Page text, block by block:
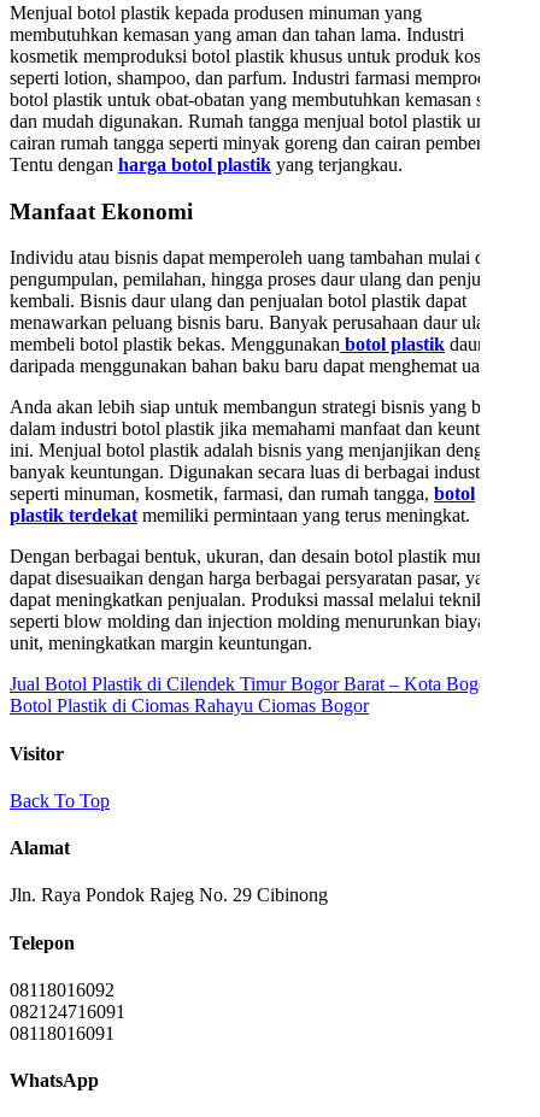
Menjual botol plastik kepada produsen minuman yang
membutuhkan kemasan yang aman dan tahan lama. Industri
kosmetik memproduksi botol plastik khusus untuk produk kosmetik
seperti lotion, shampoo, dan parfum. Industri farmasi memproduksi
botol plastik untuk obat-obatan yang membutuhkan kemasan steril
dan mudah digunakan. Rumah tangga menjual botol plastik untuk
cairan rumah tangga seperti minyak goreng dan cairan pembersih.
Tentu dengan harga botol plastik yang terjangkau.
Manfaat Ekonomi
Individu atau bisnis dapat memperoleh uang tambahan mulai dari
pengumpulan, pemilahan, hingga proses daur ulang dan penjualan
kembali. Bisnis daur ulang dan penjualan botol plastik dapat
menawarkan peluang bisnis baru. Banyak perusahaan daur ulang
membeli botol plastik bekas. Menggunakan botol plastik daur ulang
daripada menggunakan bahan baku baru dapat menghemat uang.
Anda akan lebih siap untuk membangun strategi bisnis yang berhasil
dalam industri botol plastik jika memahami manfaat dan keuntungan
ini. Menjual botol plastik adalah bisnis yang menjanjikan dengan
banyak keuntungan. Digunakan secara luas di berbagai industri
seperti minuman, kosmetik, farmasi, dan rumah tangga, botol
plastik terdekat memiliki permintaan yang terus meningkat.
Dengan berbagai bentuk, ukuran, dan desain botol plastik murah
dapat disesuaikan dengan harga berbagai persyaratan pasar, yang
dapat meningkatkan penjualan. Produksi massal melalui teknik
seperti blow molding dan injection molding menurunkan biaya per
unit, meningkatkan margin keuntungan.
Jual Botol Plastik di Cilendek Timur Bogor Barat – Kota Bogor
Botol Plastik di Ciomas Rahayu Ciomas Bogor
Visitor
Back To Top
Alamat
Jln. Raya Pondok Rajeg No. 29 Cibinong
Telepon
08118016092
082124716091
08118016091
WhatsApp